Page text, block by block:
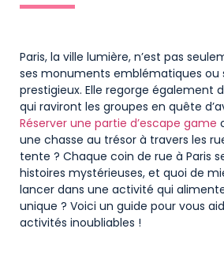
Paris, la ville lumière, n’est pas
ses monuments emblématiques ou
prestigieux. Elle regorge également
qui raviront les groupes en quête
Réserver une partie d’escape game
une chasse au trésor à travers les
tente ? Chaque coin de rue à Paris
histoires mystérieuses, et quoi de
lancer dans une activité qui
unique ? Voici un guide pour vous
activités inoubliables !